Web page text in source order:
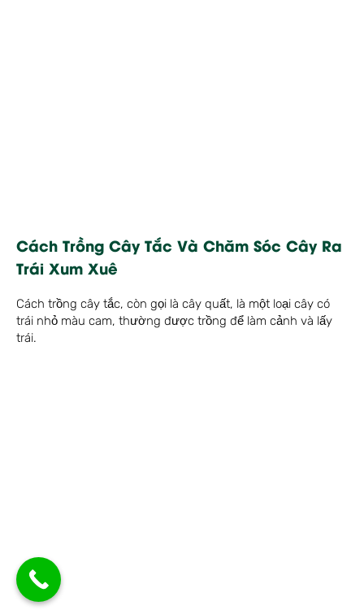
Cách Trồng Cây Tắc Và Chăm Sóc Cây Ra
Trái Xum Xuê
Cách trồng cây tắc, còn gọi là cây quất, là một loại cây có
trái nhỏ màu cam, thường được trồng để làm cảnh và lấy
trái.